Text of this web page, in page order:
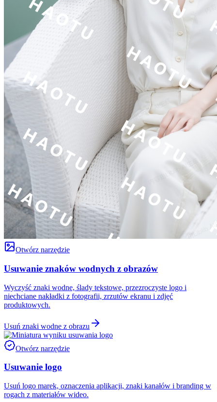
Otwórz narzędzie
Usuwanie znaków wodnych z obrazów
Wyczyść znaki wodne, ślady tekstowe, przezroczyste logo i
niechciane nakładki z fotografii, zrzutów ekranu i zdjęć
produktowych.
Usuń znaki wodne z obrazu
Otwórz narzędzie
Usuwanie logo
Usuń logo marek, oznaczenia aplikacji, znaki kanałów i branding w
rogach z materiałów wideo.